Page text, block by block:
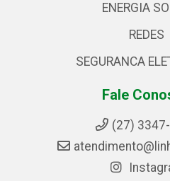
ENERGIA
REDES
SEGURANCA
Fale
(27)